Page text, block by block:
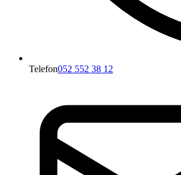
Telefon052 552 38 12